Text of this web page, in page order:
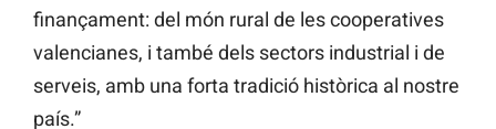
finançament: del món rural de les cooperatives
valencianes, i també dels sectors industrial i de
serveis, amb una forta tradició històrica al nostre
país.”